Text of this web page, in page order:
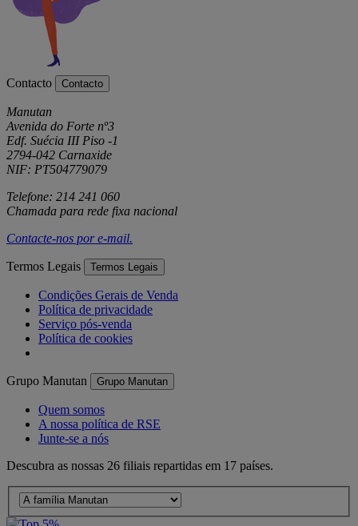
Contacto Contacto
Manutan
Avenida do Forte nº3
Edf. Suécia III Piso -1
2794-042 Carnaxide
NIF: PT504779079
Telefone: 214 241 060
Chamada para rede fixa nacional
Contacte-nos pore-mail.
Termos Legais Termos Legais
Condições Gerais de Venda
Política de privacidade
Serviço pós-venda
Política de cookies
Grupo Manutan Grupo Manutan
Quem somos
A nossa política de RSE
Junte-se a nós
Descubra as nossas 26 filiais repartidas em 17 países.